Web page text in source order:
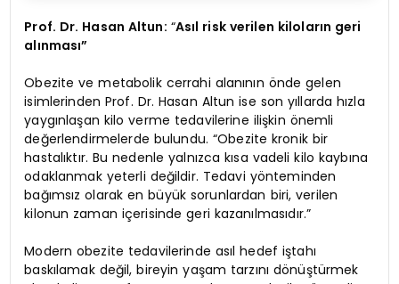
Prof. Dr. Hasan Altun: “Asıl risk verilen kiloların geri
alınması”
Obezite ve metabolik cerrahi alanının önde gelen
isimlerinden Prof. Dr. Hasan Altun ise son yıllarda hızla
yaygınlaşan kilo verme tedavilerine ilişkin önemli
değerlendirmelerde bulundu. “Obezite kronik bir
hastalıktır. Bu nedenle yalnızca kısa vadeli kilo kaybına
odaklanmak yeterli değildir. Tedavi yönteminden
bağımsız olarak en büyük sorunlardan biri, verilen
kilonun zaman içerisinde geri kazanılmasıdır.”
Modern obezite tedavilerinde asıl hedef iştahı
baskılamak değil, bireyin yaşam tarzını dönüştürmek